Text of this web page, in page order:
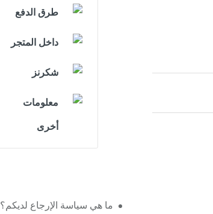
طرق الدفع
داخل المتجر
شكرنز
معلومات
أخرى
ما هي سياسة الإرجاع لديكم؟